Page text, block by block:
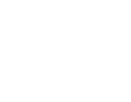
auf einem Endgerät